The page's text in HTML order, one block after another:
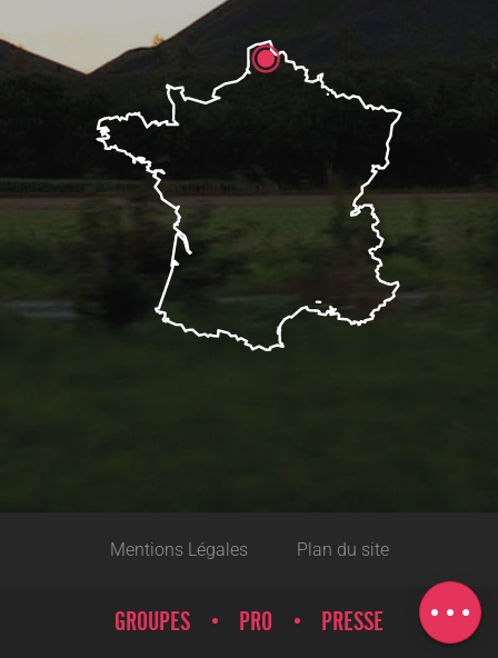
Horaires
Mentions Légales Plan du site
GROUPES PRO PRESSE